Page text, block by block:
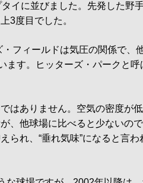
イに並びました。先発した野
3度目でした。
フィールドは気圧の関係で、
ます。ヒッターズ・パークと呼
はありません。空気の密度が
、他球場に比べると少ないので
られ、“垂れ気味”になると言わ